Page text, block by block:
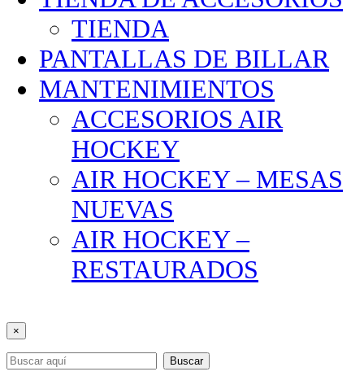
TIENDA
PANTALLAS DE BILLAR
MANTENIMIENTOS
ACCESORIOS AIR
HOCKEY
AIR HOCKEY – MESAS
NUEVAS
AIR HOCKEY –
RESTAURADOS
×
Buscar